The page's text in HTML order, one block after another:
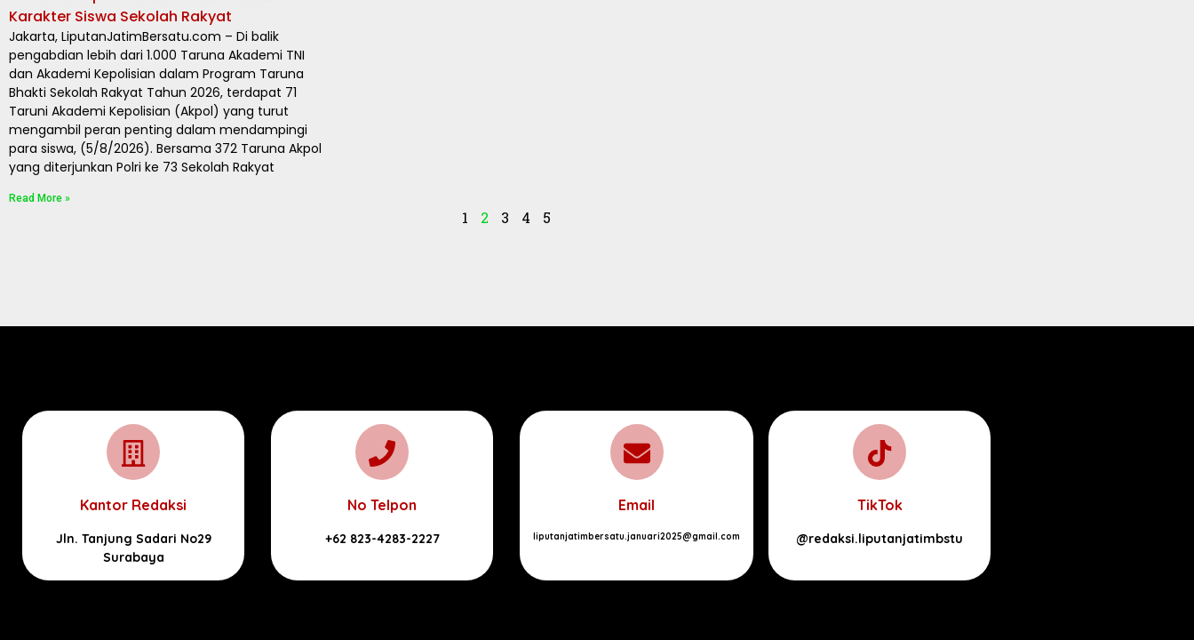
Karakter Siswa Sekolah Rakyat
Jakarta, LiputanJatimBersatu.com – Di balik
pengabdian lebih dari 1.000 Taruna Akademi TNI
dan Akademi Kepolisian dalam Program Taruna
Bhakti Sekolah Rakyat Tahun 2026, terdapat 71
Taruni Akademi Kepolisian (Akpol) yang turut
mengambil peran penting dalam mendampingi
para siswa, (5/8/2026). Bersama 372 Taruna Akpol
yang diterjunkan Polri ke 73 Sekolah Rakyat
Read More »
1 2 3 4 5
Kantor Redaksi
Jln. Tanjung Sadari No29
Surabaya
No Telpon
+62 823-4283-2227
Email
liputanjatimbersatu.januari2025@gmail.com
TikTok
@redaksi.liputanjatimbstu